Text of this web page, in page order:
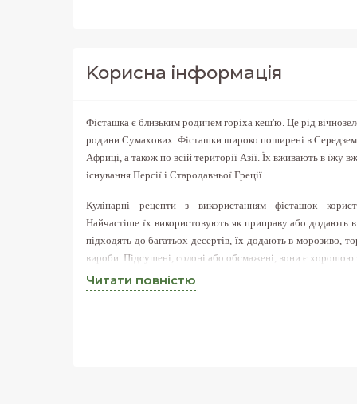
Корисна iнформацiя
Читати повнiстю
Фісташка є близьким родичем горіха кеш'ю. Це рід
родини Сумахових. Фісташки широко поширені в
Африці, а також по всій території Азії. Їх вживають в їжу
існування Персії і Стародавньої Греції.
Кулінарні рецепти з використанням фісташок
Найчастіше їх використовують як приправу або додають
підходять до багатьох десертів, їх додають в морозиво,
вироби. Підсушені, солоні або обсмажені, вони є хорошою
За своїми антиоксидантним властивостям фісташки